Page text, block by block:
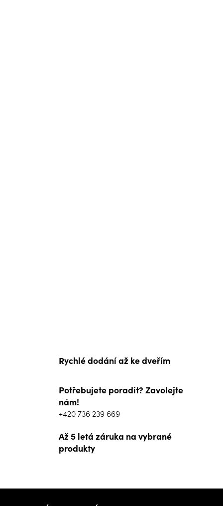
Rychlé dodání až ke dveřím
Potřebujete poradit? Zavolejte
nám!
+420 736 239 669
Až 5 letá záruka na vybrané
produkty
Z